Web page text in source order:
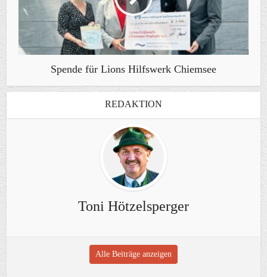
Spende für Lions Hilfswerk Chiemsee
REDAKTION
Toni Hötzelsperger
Alle Beiträge anzeigen